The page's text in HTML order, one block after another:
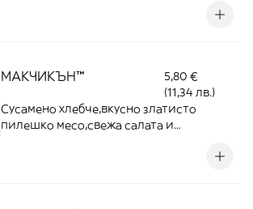
МАКЧИКЪН™
5,80 €
(11,34 лв.)
Сусамено хлебче,вкусно златисто
пилешко месо,свежа салата и